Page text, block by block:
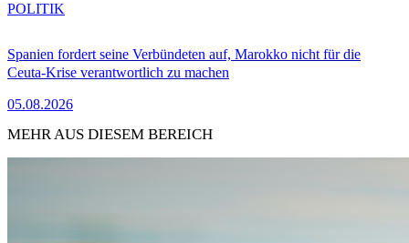
Spanien fordert seine Verbündeten auf, Marokko nicht für die
Ceuta-Krise verantwortlich zu machen
05.08.2026
POLITIK
MEHR AUS DIESEM BEREICH